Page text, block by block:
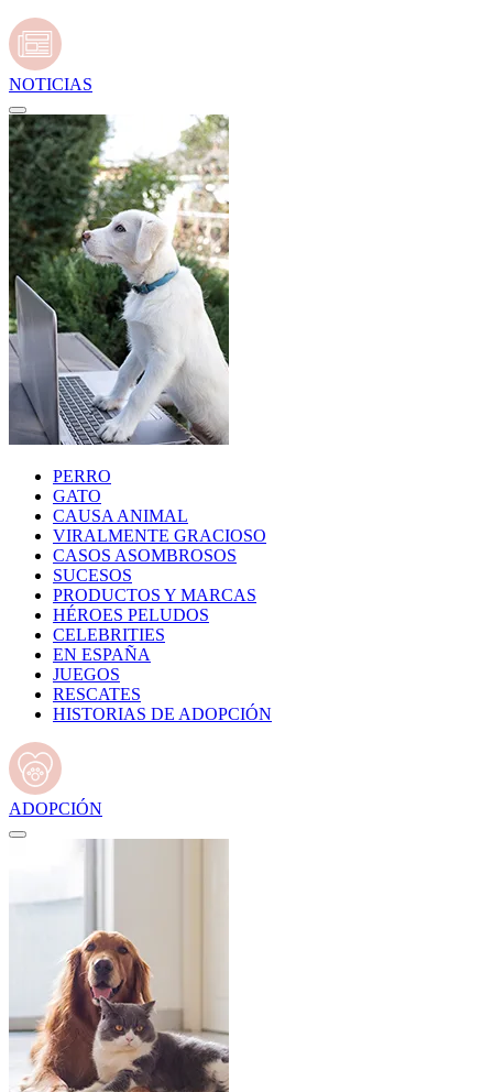
NOTICIAS
PERRO
GATO
CAUSA ANIMAL
VIRALMENTE GRACIOSO
CASOS ASOMBROSOS
SUCESOS
PRODUCTOS Y MARCAS
HÉROES PELUDOS
CELEBRITIES
EN ESPAÑA
JUEGOS
RESCATES
HISTORIAS DE ADOPCIÓN
ADOPCIÓN